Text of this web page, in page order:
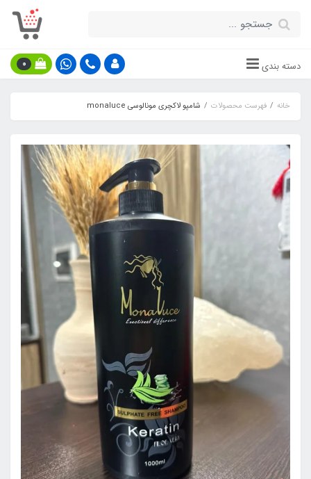
دسته بندی 0
خانه فهرست محصولات شامپو لاکچری مونالوسی monaluce